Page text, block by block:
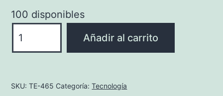
100 disponibles
PORTATIL
RYPER
Añadir al carrito
SKU:TE-465 Categoría:Tecnología